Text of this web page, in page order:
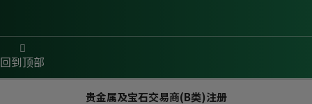
回到顶部
贵金属及宝石交易商(B类)注册